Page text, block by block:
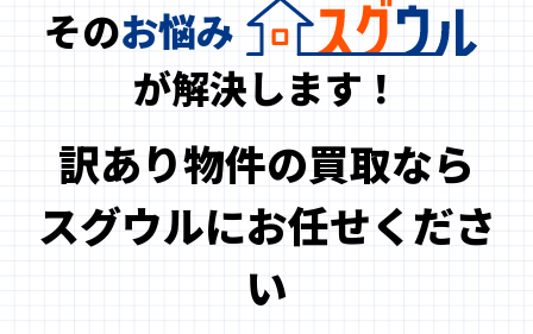
そのお悩み
が解決します！
訳あり物件の買取なら
スグウルにお任せくださ
い